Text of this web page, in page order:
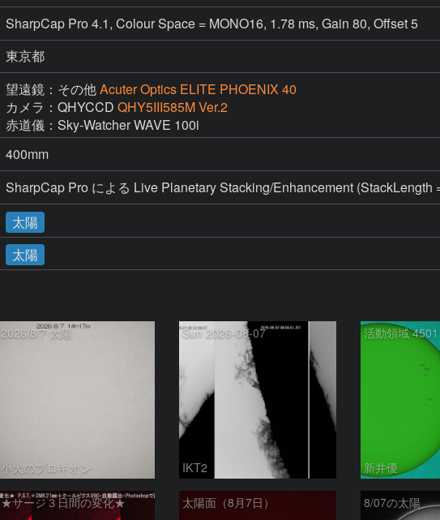
SharpCap Pro 4.1, Colour Space = MONO16, 1.78 ms, Gain 80, Offset 5
東京都
望遠鏡：その他Acuter Optics ELITE PHOENIX 40
カメラ：QHYCCD QHY5III585M Ver.2
赤道儀：Sky-Watcher WAVE 100i
400mm
SharpCap Pro による Live Planetary Stacking/Enhancement (StackLength
太陽
太陽
2026/8/7 太陽
小犬のプロキオン
Sun 2026-08-07
IKT2
活動領域
新井優
★サージ３日間の変化★ 太陽面（8月7日） 8/07の太陽